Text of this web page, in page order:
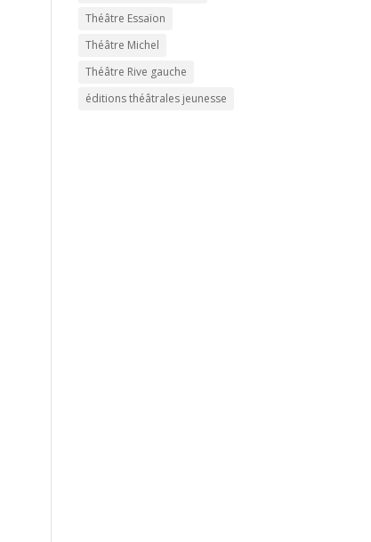
Théâtre Essaïon
Théâtre Michel
Théâtre Rive gauche
éditions théâtrales jeunesse